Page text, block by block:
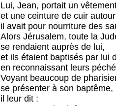
Lui, Jean, portait un
et une ceinture de cuir
il avait pour nourriture des
Alors Jérusalem, toute la
se rendaient auprès de lui,
et ils étaient baptisés par lui
en reconnaissant leurs
Voyant beaucoup de
se présenter à son baptême,
il leur dit :